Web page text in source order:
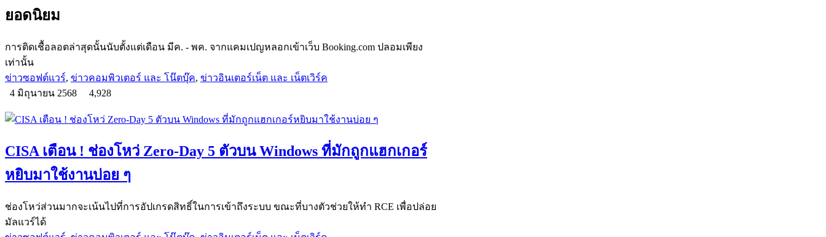
ยอดนิยม
การติดเชื้อลอตล่าสุดนั้นนับตั้งแต่เดือน มีค. - พค. จากแคมเปญหลอกเข้าเว็บ Booking.com ปลอมเพียง
เท่านั้น
ข่าวซอฟต์แวร์, ข่าวคอมพิวเตอร์ และ โน๊ตบุ๊ค, ข่าวอินเตอร์เน็ต และ เน็ตเวิร์ค
4 มิถุนายน 2568
4,928
CISA เตือน ! ช่องโหว่ Zero-Day 5 ตัวบน Windows ที่มักถูกแฮกเกอร์
หยิบมาใช้งานบ่อย ๆ
ช่องโหว่ส่วนมากจะเน้นไปที่การอัปเกรดสิทธิ์ในการเข้าถึงระบบ ขณะที่บางตัวช่วยให้ทำ RCE เพื่อปล่อย
มัลแวร์ได้